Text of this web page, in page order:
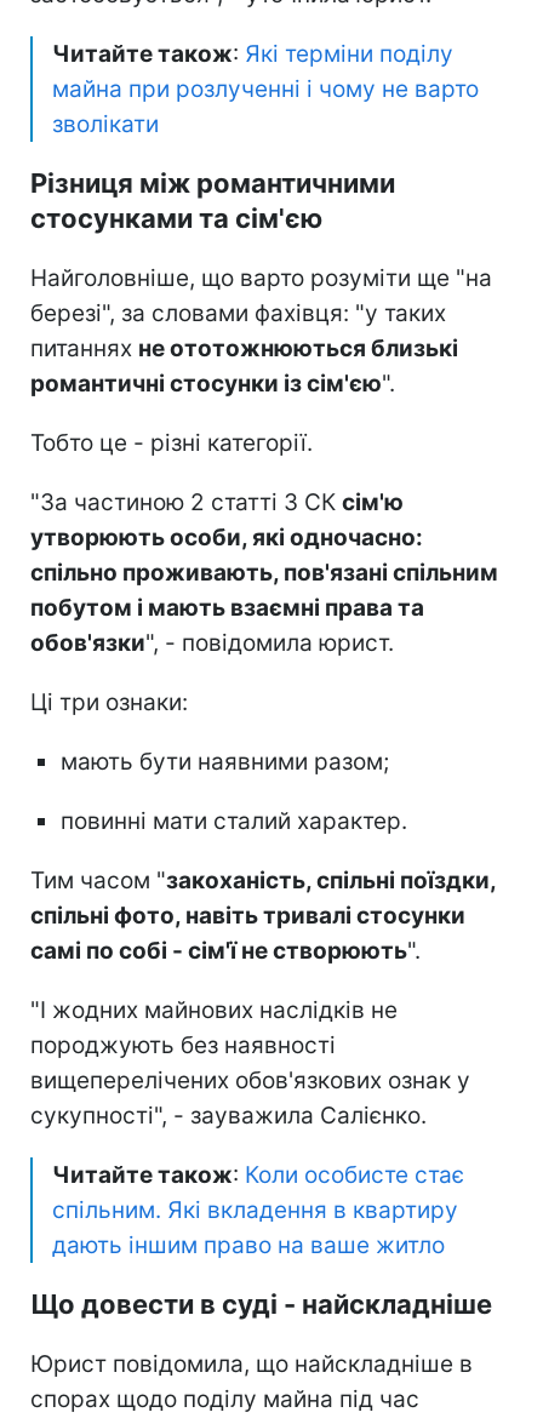
Читайте також: Які терміни поділу
майна при розлученні і чому не варто
зволікати
Різниця між романтичними
стосунками та сім'єю
Найголовніше, що варто розуміти ще "на
березі", за словами фахівця: "у таких
питаннях не ототожнюються близькі
романтичні стосунки із сім'єю".
Тобто це - різні категорії.
"За частиною 2 статті 3 СК сім'ю
утворюють особи, які одночасно:
спільно проживають, пов'язані спільним
побутом і мають взаємні права та
обов'язки", - повідомила юрист.
Ці три ознаки:
мають бути наявними разом;
повинні мати сталий характер.
Тим часом "закоханість, спільні поїздки,
спільні фото, навіть тривалі стосунки
самі по собі - сім'ї не створюють".
"І жодних майнових наслідків не
породжують без наявності
вищеперелічених обов'язкових ознак у
сукупності", - зауважила Салієнко.
Читайте також: Коли особисте стає
спільним. Які вкладення в квартиру
дають іншим право на ваше житло
Що довести в суді - найскладніше
Юрист повідомила, що найскладніше в
спорах щодо поділу майна під час